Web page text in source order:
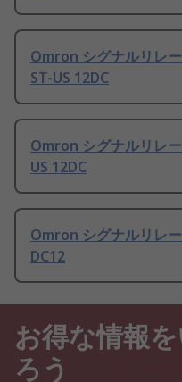
Omron シグナルリレ
ST-US 12DC
Omron シグナルリレ
US 12DC
Omron シグナルリレ
DC12
お得な情報
ろう